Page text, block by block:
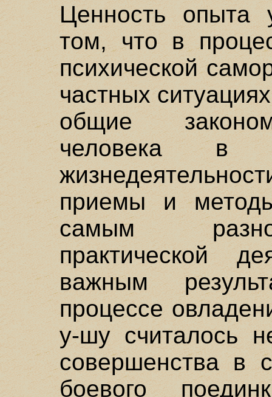
Ценность опыта
том, что в
психической
частных
общие
человека в
приемы и
самым
практической
важным
процессе
у-шу считалось
совершенства в
боевого